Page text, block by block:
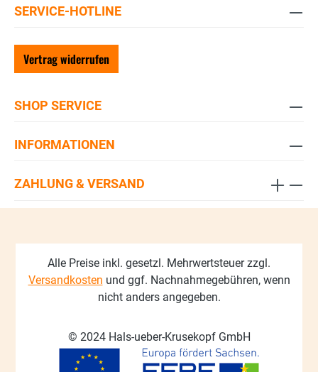
SERVICE-HOTLINE
Vertrag widerrufen
SHOP SERVICE
INFORMATIONEN
ZAHLUNG & VERSAND
Alle Preise inkl. gesetzl. Mehrwertsteuer zzgl.
Versandkosten und ggf. Nachnahmegebühren, wenn
nicht anders angegeben.
© 2024 Hals-ueber-Krusekopf GmbH